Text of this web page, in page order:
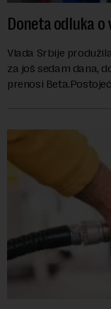
Doneta odluka
Vlada Srbije
za još sedam dana,
prenosi